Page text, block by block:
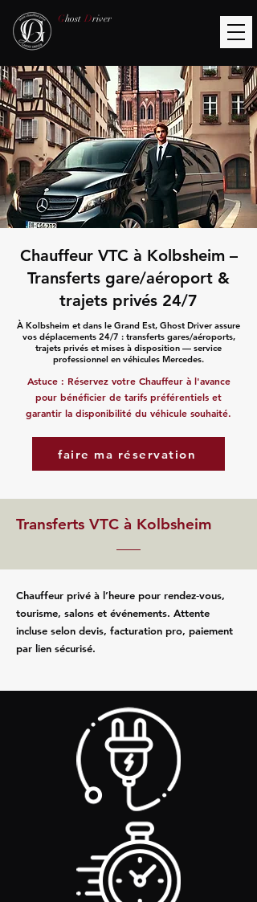
Ghost Driver
Chauffeur VTC à Kolbsheim –
Transferts gare/aéroport &
trajets privés 24/7
À Kolbsheim et dans le Grand Est, Ghost Driver assure
vos déplacements 24/7 : transferts gares/aéroports,
trajets privés et mises à disposition — service
professionnel en véhicules Mercedes.
Astuce : Réservez votre Chauffeur à l'avance
pour bénéficier de tarifs préférentiels et
garantir la disponibilité du véhicule souhaité.
faire ma réservation
Transferts VTC à Kolbsheim
Chauffeur privé à l’heure pour rendez‑vous,
tourisme, salons et événements. Attente
incluse selon devis, facturation pro, paiement
par lien sécurisé.